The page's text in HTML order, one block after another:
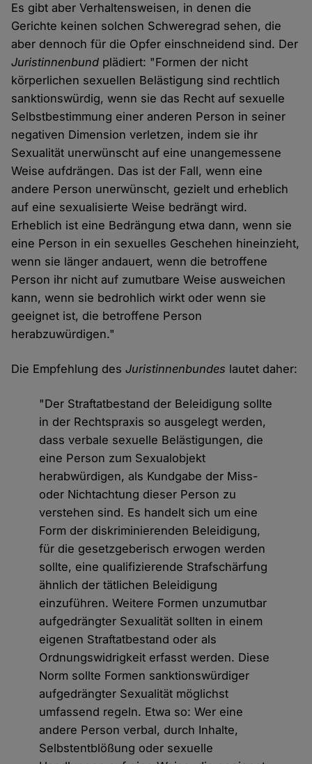
Es gibt aber Verhaltensweisen, in denen die
Gerichte keinen solchen Schweregrad sehen, die
aber dennoch für die Opfer einschneidend sind. Der
Juristinnenbund plädiert: "Formen der nicht
körperlichen sexuellen Belästigung sind rechtlich
sanktionswürdig, wenn sie das Recht auf sexuelle
Selbstbestimmung einer anderen Person in seiner
negativen Dimension verletzen, indem sie ihr
Sexualität unerwünscht auf eine unangemessene
Weise aufdrängen. Das ist der Fall, wenn eine
andere Person unerwünscht, gezielt und erheblich
auf eine sexualisierte Weise bedrängt wird.
Erheblich ist eine Bedrängung etwa dann, wenn sie
eine Person in ein sexuelles Geschehen hineinzieht,
wenn sie länger andauert, wenn die betroffene
Person ihr nicht auf zumutbare Weise ausweichen
kann, wenn sie bedrohlich wirkt oder wenn sie
geeignet ist, die betroffene Person
herabzuwürdigen."
Die Empfehlung desJuristinnenbundes lautet daher:
"Der Straftatbestand der Beleidigung sollte
in der Rechtspraxis so ausgelegt werden,
dass verbale sexuelle Belästigungen, die
eine Person zum Sexualobjekt
herabwürdigen, als Kundgabe der Miss-
oder Nichtachtung dieser Person zu
verstehen sind. Es handelt sich um eine
Form der diskriminierenden Beleidigung,
für die gesetzgeberisch erwogen werden
sollte, eine qualifizierende Strafschärfung
ähnlich der tätlichen Beleidigung
einzuführen. Weitere Formen unzumutbar
aufgedrängter Sexualität sollten in einem
eigenen Straftatbestand oder als
Ordnungswidrigkeit erfasst werden. Diese
Norm sollte Formen sanktionswürdiger
aufgedrängter Sexualität möglichst
umfassend regeln. Etwa so: Wer eine
andere Person verbal, durch Inhalte,
Selbstentblößung oder sexuelle